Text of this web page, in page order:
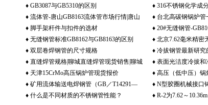
成分
岛光亮精密管规格表
♦ GB3087与GB5310的区别 ♦ 316不锈钢化学成
♦ 流体管-唐山GB8163流体管市场行情|唐山
流体管销售
♦ 台北高碳钢锅炉
炉管理论重量表 台
♦ 脚手架杆件与扣件的选材 ♦ 20#无缝钢管-
♦ 无缝钢管标准GB8162与GB8163的区别 ♦ 北京7.62毫米精密
管行情
♦ 双层卷焊钢管的尺寸规格 ♦ 冷拔钢管最新研究
♦ 直缝焊管规格|聊城直缝焊管现货销售|聊城
市场直缝焊管
♦ 表面光洁度冷拔
细介绍
♦ 天津15CrMo高压锅炉管现货报价 ♦ 高压（低中压）锅
管之大口径
(ASTM A106 ASME
♦ 矿用流体输送电焊钢管（GB／T14291—
1993）
♦ N型胶圈机械接口
♦ 什么是不同材质的不锈钢管性能？ ♦ R-2为7.62～